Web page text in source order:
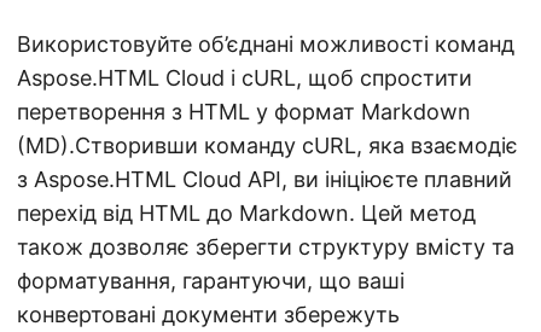
Використовуйте об’єднані можливості команд
Aspose.HTML Cloud і cURL, щоб спростити
перетворення з HTML у формат Markdown
(MD).Створивши команду cURL, яка взаємодіє
з Aspose.HTML Cloud API, ви ініціюєте плавний
перехід від HTML до Markdown. Цей метод
також дозволяє зберегти структуру вмісту та
форматування, гарантуючи, що ваші
конвертовані документи збережуть